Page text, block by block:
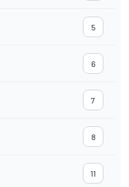
5
6
7
8
11